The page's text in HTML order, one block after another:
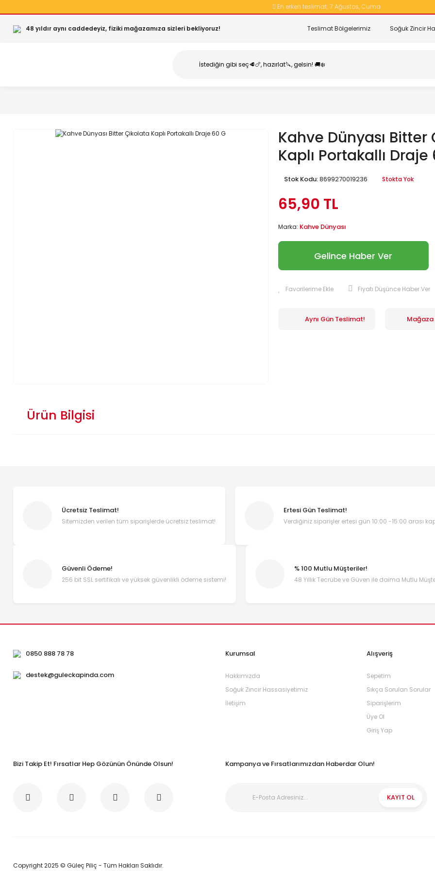
En erken teslimat: 7 Ağustos, Cuma
48 yıldır aynı caddedeyiz, fiziki mağazamıza sizleri bekliyoruz! Teslimat Bölgelerimiz Soğuk Zincir
Kahve Dünyası
Kaplı Portakallı Draje
Stok Kodu:8699270019236 Stokta Yok
65,90 TL
Marka: Kahve Dünyası
Gelince Haber Ver
Fiyatı Düşünce Haber Ver
Aynı Gün Teslimat! Mağaza
Ürün Bilgisi
Ücretsiz Teslimat!
Sitemizden verilen tüm siparişlerde ücretsiz teslimat!
Ertesi Gün Teslimat!
Verdiğiniz siparişler ertesi gün 10:00 -15:00 arası
Güvenli Ödeme!
256 bit SSL sertifikalı ve yüksek güvenlikli ödeme sistemi!
% 100 Mutlu Müşteriler!
48 Yıllık Tecrübe ve Güven ile daima Mutlu
0850 888 78 78
destek@guleckapinda.com
Kurumsal
Hakkımızda
Soğuk Zincir Hassasiyetimiz
İletişim
Alışveriş
Sepetim
Sıkça Sorulan Sorular
Siparişlerim
Üye Ol
Giriş Yap
Bizi Takip Et! Fırsatlar Hep Gözünün Önünde Olsun! Kampanya ve Fırsatlarımızdan Haberdar Olun!
KAYIT OL
Copyright 2025 © Güleç Piliç - Tüm Hakları Saklıdır.